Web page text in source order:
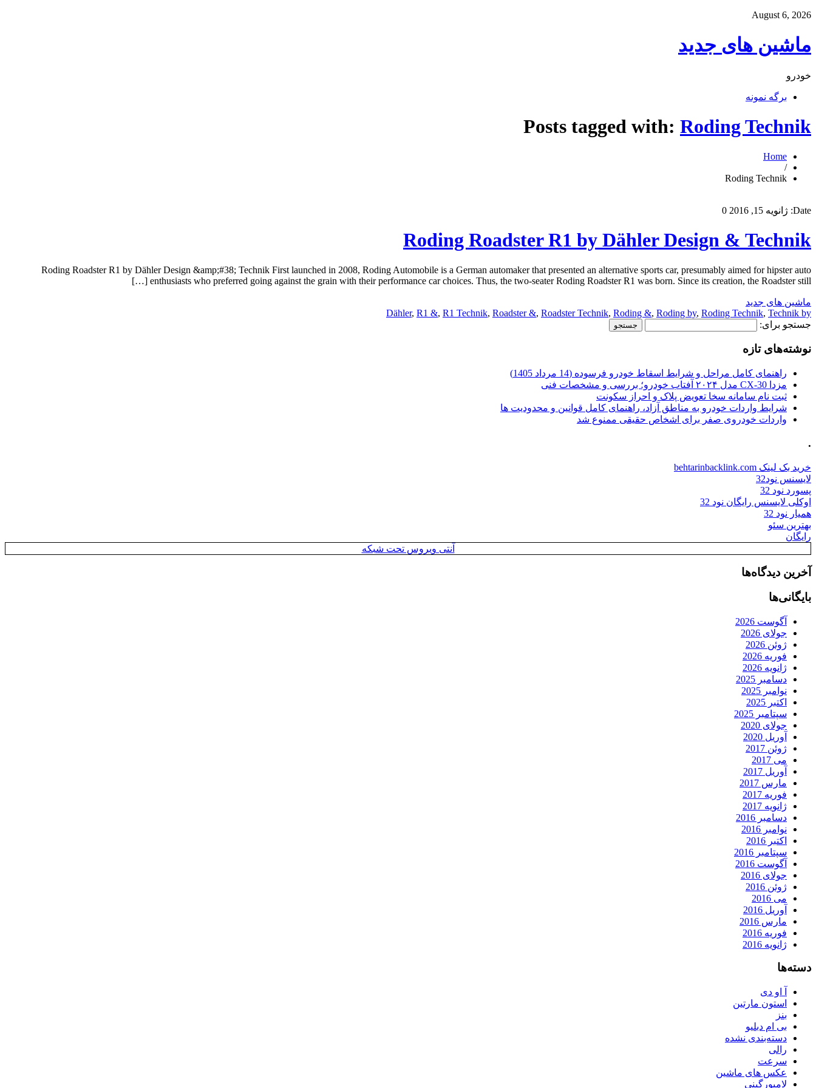
August 6, 2026
ماشین های جدید
خودرو
برگه نمونه
Posts tagged with: Roding Technik
Home
/
Roding Technik
Date: ژانویه 15, 2016 0
Roding Roadster R1 by Dähler Design & Technik
Roding Roadster R1 by Dähler Design &amp;#38; Technik First launched in 2008, Roding Automobile is a German automaker that presented an alternative sports car, presumably aimed for hipster auto
enthusiasts who preferred going against the grain with their performance car choices. Thus, the two-seater Roding Roadster R1 was born. Since its creation, the Roadster still […]
ماشین های جدید
Dähler, R1 &, R1 Technik, Roadster &, Roadster Technik, Roding &, Roding by, Roding Technik, Technik by
جستجو برای:
نوشته‌های تازه
راهنمای کامل مراحل و شرایط اسقاط خودرو فرسوده (14 مرداد 1405)
مزدا CX-30 مدل ۲۰۲۴ آفتاب خودرو؛ بررسی و مشخصات فنی
ثبت نام سامانه سخا تعویض پلاک و احراز سکونت
شرایط واردات خودرو به مناطق آزاد، راهنمای کامل قوانین و محدودیت ها
واردات خودروی صفر برای اشخاص حقیقی ممنوع شد
.
خرید بک لینک behtarinbacklink.com
لایسنس نود32
پسورد نود 32
اوکلی لایسنس رایگان نود 32
همیار نود 32
بهترین سئو
رایگان
آنتی ویروس تحت شبکه
آخرین دیدگاه‌ها
بایگانی‌ها
آگوست 2026
جولای 2026
ژوئن 2026
فوریه 2026
ژانویه 2026
دسامبر 2025
نوامبر 2025
اکتبر 2025
سپتامبر 2025
جولای 2020
آوریل 2020
ژوئن 2017
می 2017
آوریل 2017
مارس 2017
فوریه 2017
ژانویه 2017
دسامبر 2016
نوامبر 2016
اکتبر 2016
سپتامبر 2016
آگوست 2016
جولای 2016
ژوئن 2016
می 2016
آوریل 2016
مارس 2016
فوریه 2016
ژانویه 2016
دسته‌ها
آ او دی
استون مارتین
بنز
بی ام دبلیو
دسته‌بندی نشده
رالی
سرعت
عکس های ماشین
لامبورگینی